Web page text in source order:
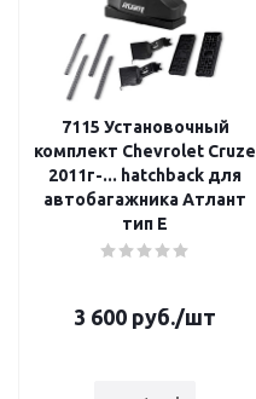
7115 Установочный
комплект Chevrolet Cruze
2011г-... hatchback для
автобагажника Атлант
тип E
3 600 руб./шт